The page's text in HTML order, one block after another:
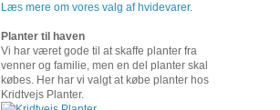
Læs mere om vores valg af hvidevarer.
Planter til haven
Vi har været gode til at skaffe planter fra
venner og familie, men en del planter skal
købes. Her har vi valgt at købe planter hos
Kridtvejs Planter.